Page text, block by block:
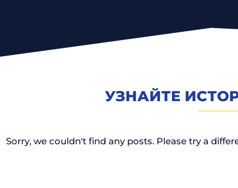
УЗНАЙТЕ
Sorry, we couldn't find any posts. Please try a